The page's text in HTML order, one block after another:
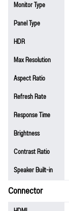
Monitor Type
Panel Type
HDR
Max Resolution
Aspect Ratio
Refresh Rate
Response Time
Brightness
Contrast Ratio
Speaker Built-in
Connector